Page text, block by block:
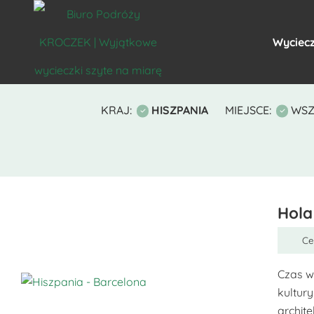
KRAJ: HISZPANIA MIEJSCE:
Czas